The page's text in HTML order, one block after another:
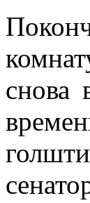
снова